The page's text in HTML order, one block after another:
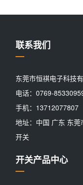
联系我们
东莞市恒祺电子科技
电话：0769-
手机：13712077807
地址：中国 广东 东
开关
开关产品中心